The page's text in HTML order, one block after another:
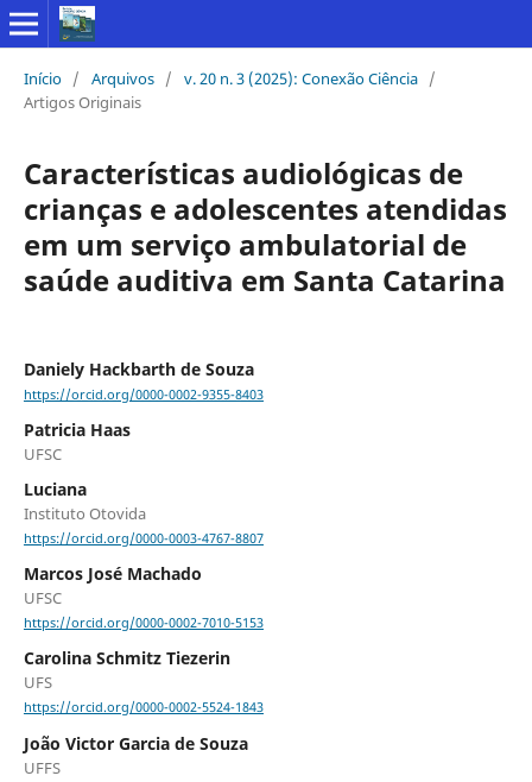
Início / Arquivos / v. 20 n. 3 (2025): Conexão Ciência /
Artigos Originais
Características audiológicas de
crianças e adolescentes atendidas
em um serviço ambulatorial de
saúde auditiva em Santa Catarina
Daniely Hackbarth de Souza
https://orcid.org/0000-0002-9355-8403
Patricia Haas
UFSC
Luciana
Instituto Otovida
https://orcid.org/0000-0003-4767-8807
Marcos José Machado
UFSC
https://orcid.org/0000-0002-7010-5153
Carolina Schmitz Tiezerin
UFS
https://orcid.org/0000-0002-5524-1843
João Victor Garcia de Souza
UFFS